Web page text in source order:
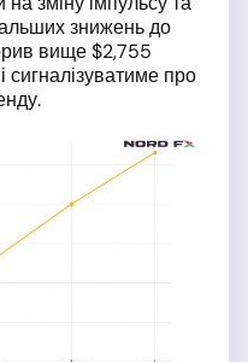
знижень до
вище $2,755
сигналізуватиме про